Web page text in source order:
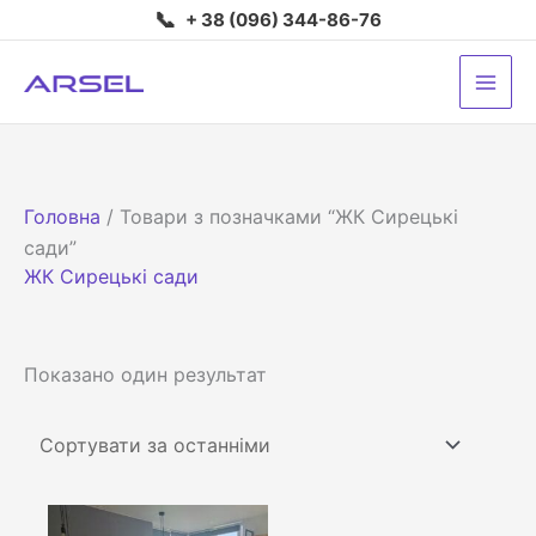
до
вмісту
📞 + 38 (096) 344-86-76
Головна / Товари з позначками “ЖК Сирецькі
сади”
ЖК Сирецькі сади
Показано один результат